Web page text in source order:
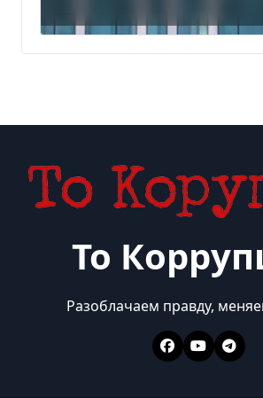
миллиарда
То
Разоблачаем правду,